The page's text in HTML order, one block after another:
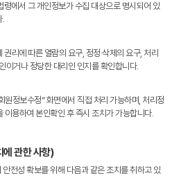
에서 그 개인정보가 수집 대상으로 명시되어 있
.
리에 따른 열람의 요구, 정정·삭제의 요구, 처리
이거나 정당한 대리인 인지를 확인합니다.
원정보수정” 화면에서 직접 처리 가능하며, 처리정
이용하여 본인확인 후 즉시 조치가 가능합니다.
관한 사항)
전성 확보를 위해 다음과 같은 조치를 취하고 있